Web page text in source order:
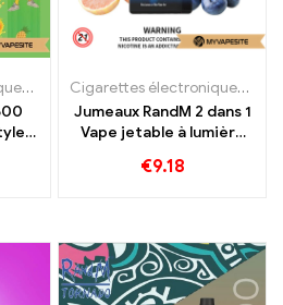
Slovaquie,E-cigarettes jetables
Cigarettes électroniques jetables
Cigarettes électroniques jetables
Jumeaux RandM 2 dans 1
Vape jetable à lumière
€9.18